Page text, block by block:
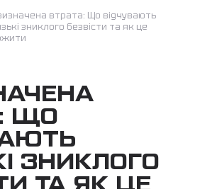
втрата: Що відчувають
зниклого безвісти та як це
ЩО
ЗНИКЛОГО